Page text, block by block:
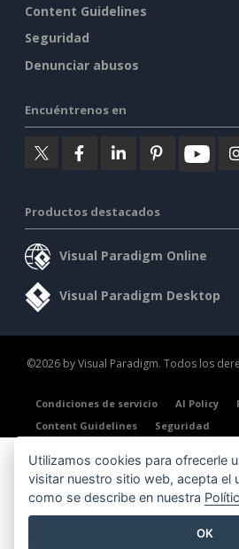
Content Guidelines
Seguridad
Denunciar abusos
Encuéntrenos en
Productos destacados
Visual Paradigm Online
Visual Paradigm Desktop
©2026 by Visual Paradigm. Todos los
Condiciones de servicio AI Policy
Content Guidelines
Seguridad
Utilizamos cookies para ofrecerle
visitar nuestro sitio web, acepta el
como se describe en nuestra
OK